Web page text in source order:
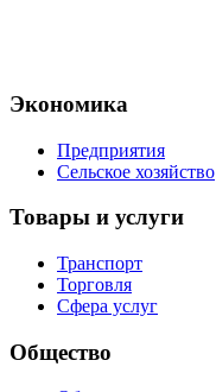
Экономика
Предприятия
Сельское хозяйство
Товары и услуги
Транспорт
Торговля
Сфера услуг
Общество